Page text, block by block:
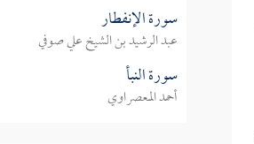
سورة الإنفطار
عبد الرشيد بن الشيخ علي صوفي
سورة النبأ
أحمد المعصراوي